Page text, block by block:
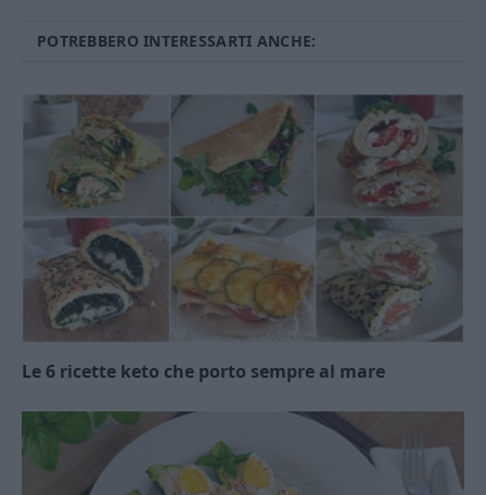
POTREBBERO INTERESSARTI ANCHE:
Le 6 ricette keto che porto sempre al mare